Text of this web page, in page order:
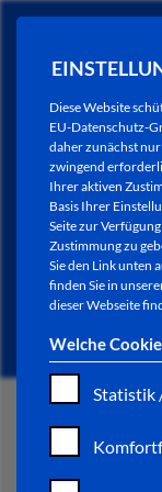
Diese Website
EU-Datenschutz-
daher zunächst
zwingend
Ihrer aktiven
Basis Ihrer
Seite zur
Zustimmung zu
Sie den Link unten
finden Sie in
dieser Webseite
Welche
Statistik
START